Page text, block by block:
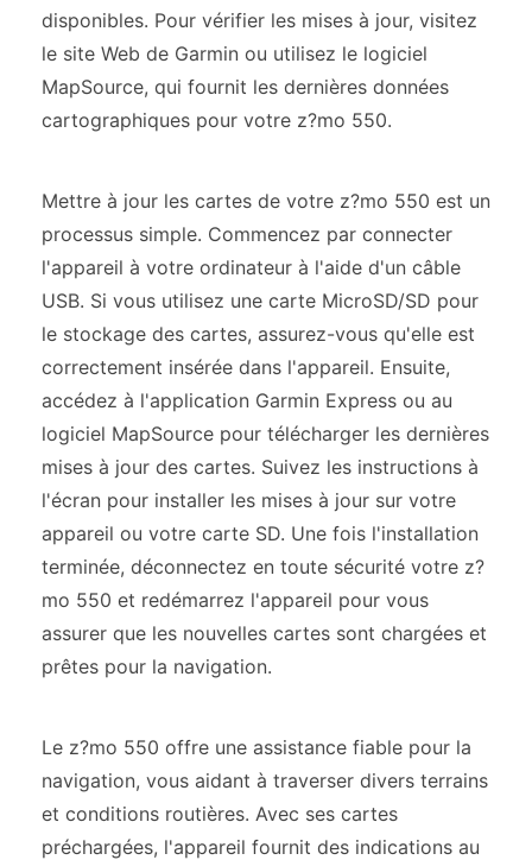
disponibles. Pour vérifier les mises à jour, visitez
le site Web de Garmin ou utilisez le logiciel
MapSource, qui fournit les dernières données
cartographiques pour votre z?mo 550.
Mettre à jour les cartes de votre z?mo 550 est un
processus simple. Commencez par connecter
l'appareil à votre ordinateur à l'aide d'un câble
USB. Si vous utilisez une carte MicroSD/SD pour
le stockage des cartes, assurez-vous qu'elle est
correctement insérée dans l'appareil. Ensuite,
accédez à l'application Garmin Express ou au
logiciel MapSource pour télécharger les dernières
mises à jour des cartes. Suivez les instructions à
l'écran pour installer les mises à jour sur votre
appareil ou votre carte SD. Une fois l'installation
terminée, déconnectez en toute sécurité votre z?
mo 550 et redémarrez l'appareil pour vous
assurer que les nouvelles cartes sont chargées et
prêtes pour la navigation.
Le z?mo 550 offre une assistance fiable pour la
navigation, vous aidant à traverser divers terrains
et conditions routières. Avec ses cartes
préchargées, l'appareil fournit des indications au